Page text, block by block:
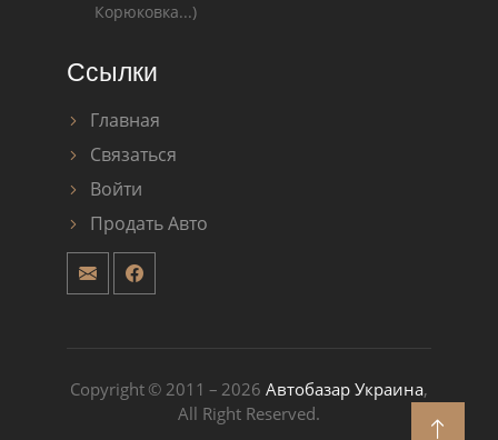
Корюковка...)
Ссылки
Главная
Связаться
Войти
Продать Авто
Copyright © 2011 – 2026 Автобазар Украина,
All Right Reserved.